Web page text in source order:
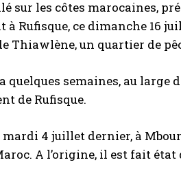
sur les côtes marocaines,
Rufisque, ce dimanche 16
Thiawlène, un quartier de
quelques semaines, au
de Rufisque.
4 juillet dernier, à
A l’origine, il est fait